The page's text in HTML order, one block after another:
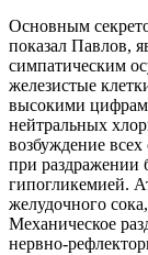
Основным
показал Павлов,
симпатическим
железистые
высокими
нейтральных
возбуждение
при раздражении
гипогликемией.
желудочного
Механическое
нервно-